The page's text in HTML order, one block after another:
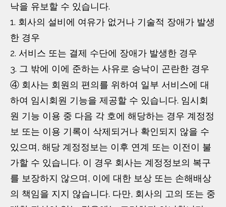
낙을 유보할 수 있습니다.
1. 회사의 설비에 여유가 없거나 기술적 장애가 발생
한 경우
2. 서비스 또는 결제 수단에 장애가 발생한 경우
3. 그 밖에 이에 준하는 사유로 승낙이 곤란한 경우
④ 회사는 회원의 편의를 위하여 일부 서비스에 대
하여 임시회원 기능을 제공할 수 있습니다. 임시회
원 기능 이용 중 다음 각 호에 해당하는 경우 계정정
보 또는 이용 기록이 삭제되거나 확인되지 않을 수
있으며, 해당 계정정보는 이후 연계 또는 이전이 불
가할 수 있습니다. 이 경우 회사는 계정정보의 복구
를 보장하지 않으며, 이에 대한 보상 또는 손해배상
의 책임을 지지 않습니다. 다만, 회사의 고의 또는 중